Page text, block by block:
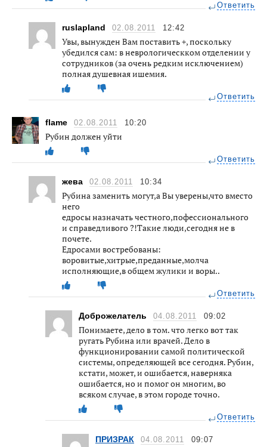
Ответить
ruslapland 02.08.2011 12:42
Увы, вынужден Вам поставить +, поскольку
убедился сам: в неврологическком отделении у
сотрудников (за очень редким исключением)
полная душевная ишемия.
Ответить
flame 02.08.2011 10:20
Рубин должен уйти
Ответить
жева 02.08.2011 10:34
Рубина заменить могут,а Вы уверены,что вместо
него
едросы назначать честного,пофессионального
и справедливого ?!Такие люди,сегодня не в
почете.
Едросами востребованы:
воровитые,хитрые,преданные,молча
исполняющие,в общем жулики и воры..
Ответить
Доброжелатель 04.08.2011 09:02
Понимаете, дело в том. что легко вот так
ругать Рубина или врачей. Дело в
функционировании самой политической
системы, определяющей все сегодня. Рубин,
кстати, может, и ошибается, наверняка
ошибается, но и помог он многим, во
всяком случае, в этом городе точно.
Ответить
ПРИЗРАК 04.08.2011 09:07